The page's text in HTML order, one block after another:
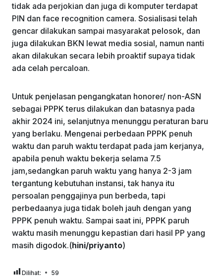
tidak ada perjokian dan juga di komputer terdapat
PIN dan face recognition camera. Sosialisasi telah
gencar dilakukan sampai masyarakat pelosok, dan
juga dilakukan BKN lewat media sosial, namun nanti
akan dilakukan secara lebih proaktif supaya tidak
ada celah percaloan.
Untuk penjelasan pengangkatan honorer/ non-ASN
sebagai PPPK terus dilakukan dan batasnya pada
akhir 2024 ini, selanjutnya menunggu peraturan baru
yang berlaku. Mengenai perbedaan PPPK penuh
waktu dan paruh waktu terdapat pada jam kerjanya,
apabila penuh waktu bekerja selama 7.5
jam,sedangkan paruh waktu yang hanya 2-3 jam
tergantung kebutuhan instansi, tak hanya itu
persoalan penggajinya pun berbeda, tapi
perbedaanya juga tidak boleh jauh dengan yang
PPPK penuh waktu. Sampai saat ini, PPPK paruh
waktu masih menunggu kepastian dari hasil PP yang
masih digodok.(hini/priyanto)
Dilihat: 59